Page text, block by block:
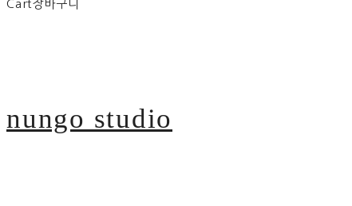
Cart장바구니
nungo studio